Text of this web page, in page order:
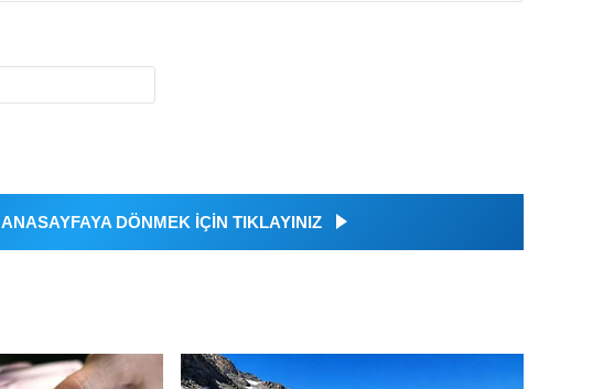
ANASAYFAYA DÖNMEK İÇİN TIKLAYINIZ